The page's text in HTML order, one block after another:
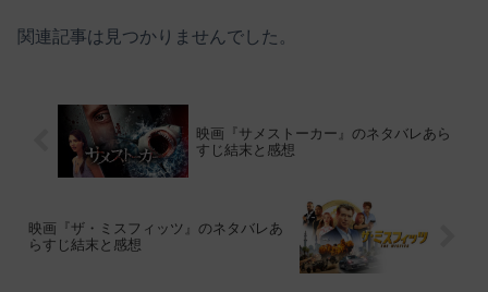
関連記事は見つかりませんでした。
映画『サメストーカー』のネタバレあら
すじ結末と感想
映画『ザ・ミスフィッツ』のネタバレあ
らすじ結末と感想